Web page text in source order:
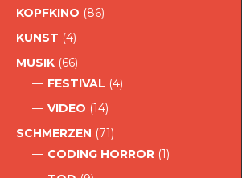
KOPFKINO (86)
KUNST (4)
MUSIK (66)
FESTIVAL (4)
VIDEO (14)
SCHMERZEN (71)
CODING HORROR (1)